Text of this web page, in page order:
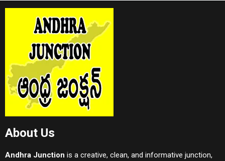
About Us
Andhra Junction is a creative, clean, and informative junction,